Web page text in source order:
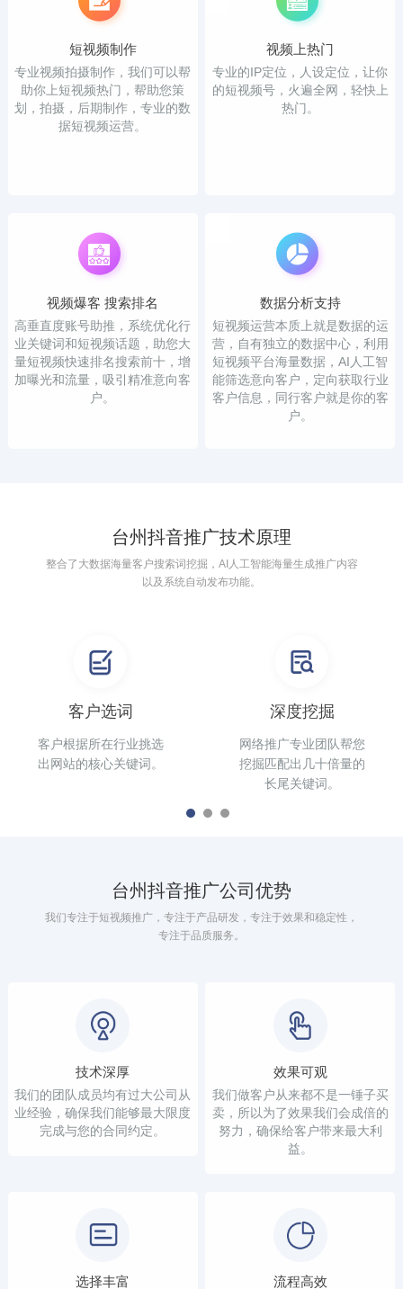
短视频制作
专业视频拍摄制作，我们可以帮
助你上短视频热门，帮助您策
划，拍摄，后期制作，专业的数
据短视频运营。
视频上热门
专业的IP定位，人设定位，让你
的短视频号，火遍全网，轻快上
热门。
视频爆客 搜索排名
高垂直度账号助推，系统优化行
业关键词和短视频话题，助您大
量短视频快速排名搜索前十，增
加曝光和流量，吸引精准意向客
户。
数据分析支持
短视频运营本质上就是数据的运
营，自有独立的数据中心，利用
短视频平台海量数据，AI人工智
能筛选意向客户，定向获取行业
客户信息，同行客户就是你的客
户。
台州抖音推广技术原理
整合了大数据海量客户搜索词挖掘，AI人工智能海量生成推广内容
以及系统自动发布功能。
客户选词
客户根据所在行业挑选
出网站的核心关键词。
深度挖掘
网络推广专业团队帮您
挖掘匹配出几十倍量的
长尾关键词。
台州抖音推广公司优势
我们专注于短视频推广，专注于产品研发，专注于效果和稳定性，
专注于品质服务。
技术深厚
我们的团队成员均有过大公司从
业经验，确保我们能够最大限度
完成与您的合同约定。
效果可观
我们做客户从来都不是一锤子买
卖，所以为了效果我们会成倍的
努力，确保给客户带来最大利
益。
选择丰富 流程高效